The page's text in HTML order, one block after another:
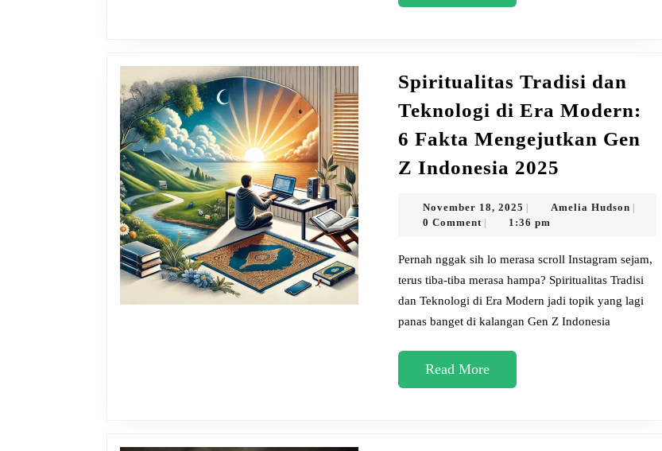
Indonesia
More
Spiritualitas Tradisi dan
Teknologi di Era Modern:
6 Fakta Mengejutkan Gen
Z Indonesia 2025
dan
di
Era
Modern:
6
November 18, 2025 November
18,
Amelia HudsonAmelia
0 Comment 1:36 pm
Pernah nggak sih lo merasa scroll Instagram sejam,
terus tiba-tiba merasa hampa? Spiritualitas Tradisi
dan Teknologi di Era Modern jadi topik yang lagi
panas banget di kalangan Gen Z Indonesia
Read MoreRead
More